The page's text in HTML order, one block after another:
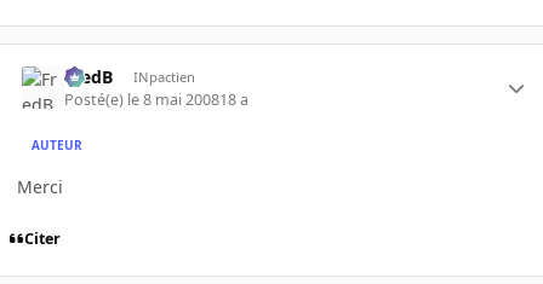
FredB INpactien
Posté(e) le 8 mai 200818 a
AUTEUR
Merci
Citer